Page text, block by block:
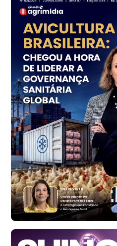
Frango - Indicador
SP
R$ 7,18
kg
Trigo Atacado - Regional
PR
R$ 1.414,46
t
Trigo Atacado - Regional
RS
R$ 1.314,61
t
Ovo Vermelho - Regional
Vermelho
R$ 171,61
cx
Ovo Branco - Regional
Santa Maria do Jetibá (ES)